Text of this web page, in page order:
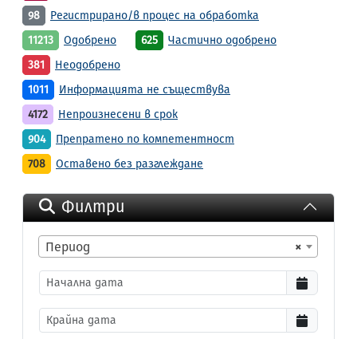
98
Регистрирано/в процес на обработка
11213
Одобрено 625
Частично одобрено
381
Неодобрено
1011
Информацията не съществува
4172
Непроизнесени в срок
904
Препратено по компетентност
708
Оставено без разглеждане
Филтри
×
Период